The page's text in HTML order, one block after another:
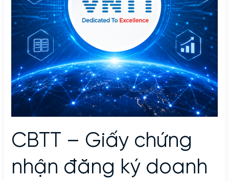
CBTT – Giấy chứng
nhận đăng ký doanh